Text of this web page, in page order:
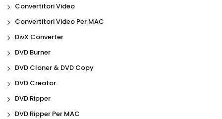
Convertitori Video
Convertitori Video Per MAC
DivX Converter
DVD Burner
DVD Cloner & DVD Copy
DVD Creator
DVD Ripper
DVD Ripper Per MAC